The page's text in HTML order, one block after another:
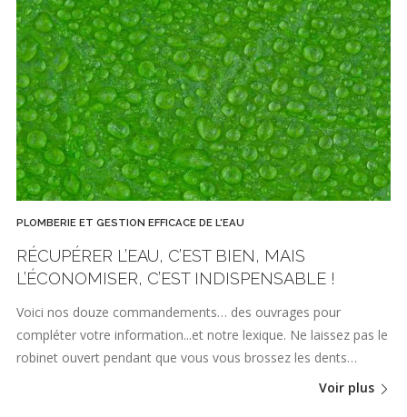
PLOMBERIE ET GESTION EFFICACE DE L'EAU
RÉCUPÉRER L’EAU, C’EST BIEN, MAIS
L’ÉCONOMISER, C’EST INDISPENSABLE !
Voici nos douze commandements… des ouvrages pour
compléter votre information...et notre lexique. Ne laissez pas le
robinet ouvert pendant que vous vous brossez les dents…
Voir plus